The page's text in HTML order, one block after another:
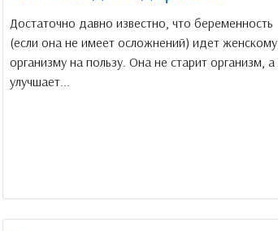
Достаточно давно известно, что беременность
(если она не имеет осложнений) идет женскому
организму на пользу. Она не старит организм, а
улучшает...